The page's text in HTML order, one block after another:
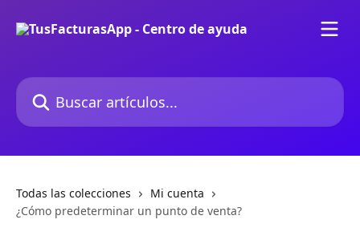
Buscar artículos...
Todas las colecciones
Mi cuenta
¿Cómo predeterminar un punto de venta?